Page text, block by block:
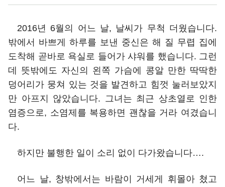
2016년 6월의 어느 날, 날씨가 무척 더웠습니다.
밖에서 바쁘게 하루를 보낸 중신은 해 질 무렵 집에
도착해 곧바로 욕실로 들어가 샤워를 했습니다. 그런
데 뜻밖에도 자신의 왼쪽 가슴에 콩알 만한 딱딱한
덩어리가 뭉쳐 있는 것을 발견하고 힘껏 눌러보았지
만 아프지 않았습니다. 그녀는 최근 상초열로 인한
염증으로, 소염제를 복용하면 괜찮을 거라 여겼습니
다.
하지만 불행한 일이 소리 없이 다가왔습니다….
어느 날, 창밖에서는 바람이 거세게 휘몰아 쳤고